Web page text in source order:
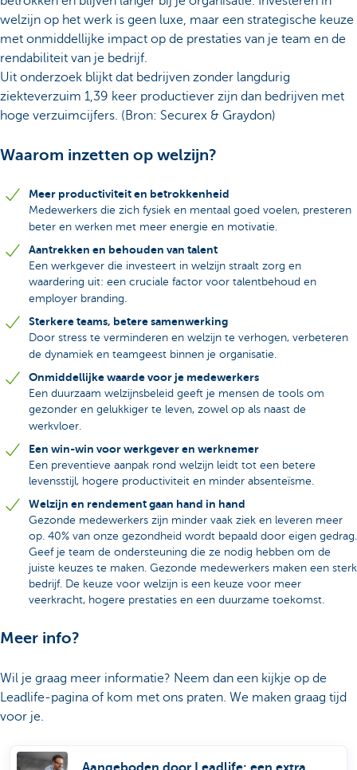
welzijn op het werk is geen luxe, maar een strategische keuze
met onmiddellijke impact op de prestaties van je team en de
rendabiliteit van je bedrijf.
Uit onderzoek blijkt dat bedrijven zonder langdurig
ziekteverzuim 1,39 keer productiever zijn dan bedrijven met
hoge verzuimcijfers. (Bron: Securex & Graydon)
Waarom inzetten op welzijn?
Meer productiviteit en betrokkenheid
Medewerkers die zich fysiek en mentaal goed voelen, presteren
beter en werken met meer energie en motivatie.
Aantrekken en behouden van talent
Een werkgever die investeert in welzijn straalt zorg en
waardering uit: een cruciale factor voor talentbehoud en
employer branding.
Sterkere teams, betere samenwerking
Door stress te verminderen en welzijn te verhogen, verbeteren
de dynamiek en teamgeest binnen je organisatie.
Onmiddellijke waarde voor je medewerkers
Een duurzaam welzijnsbeleid geeft je mensen de tools om
gezonder en gelukkiger te leven, zowel op als naast de
werkvloer.
Een win-win voor werkgever en werknemer
Een preventieve aanpak rond welzijn leidt tot een betere
levensstijl, hogere productiviteit en minder absenteïsme.
Welzijn en rendement gaan hand in hand
Gezonde medewerkers zijn minder vaak ziek en leveren meer
op. 40% van onze gezondheid wordt bepaald door eigen gedrag.
Geef je team de ondersteuning die ze nodig hebben om de
juiste keuzes te maken. Gezonde medewerkers maken een sterk
bedrijf. De keuze voor welzijn is een keuze voor meer
veerkracht, hogere prestaties en een duurzame toekomst.
Meer info?
Wil je graag meer informatie? Neem dan een kijkje op de
Leadlife-pagina of kom met ons praten. We maken graag tijd
voor je.